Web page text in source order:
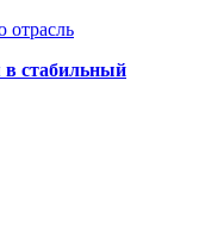
отрасль
в стабильный